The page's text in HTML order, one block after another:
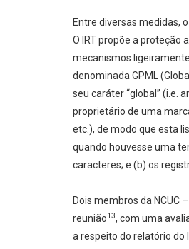
Entre diversas medidas,
O IRT propõe a proteção
mecanismos
denominada GPML
seu caráter “global” (i.e.
proprietário de uma
etc.), de modo que esta
quando houvesse uma
caracteres; e (b) os
Dois membros da NCUC
reunião13, com uma
a respeito do relatório do